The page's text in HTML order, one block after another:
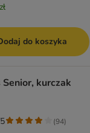
do koszyka
kurczak
(94)